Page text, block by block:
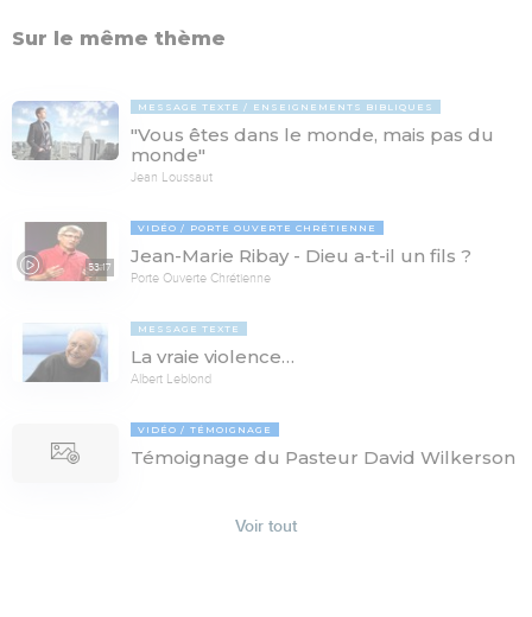
Sur le même thème
MESSAGE TEXTE ENSEIGNEMENTS BIBLIQUES
"Vous êtes dans le monde, mais pas du
monde"
Jean Loussaut
53:17
VIDÉO PORTE OUVERTE CHRÉTIENNE
Jean-Marie Ribay - Dieu a-t-il un fils ?
Porte Ouverte Chrétienne
MESSAGE TEXTE
La vraie violence…
Albert Leblond
VIDÉO TÉMOIGNAGE
Témoignage du Pasteur David Wilkerson
Voir tout